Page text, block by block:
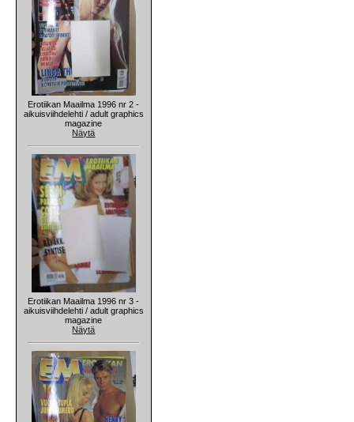
Erotiikan Maailma 1996 nr 2 -
aikuisviihdelehti / adult graphics
magazine
Näytä
Erotiikan Maailma 1996 nr 3 -
aikuisviihdelehti / adult graphics
magazine
Näytä